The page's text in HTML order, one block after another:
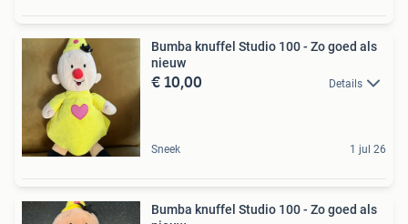
Bumba knuffel Studio 100 - Zo goed als
nieuw
€ 10,00 Details
Sneek 1 jul 26
Bumba knuffel Studio 100 - Zo goed als